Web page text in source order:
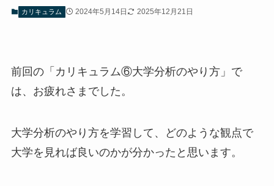
カリキュラム 2024年5月14日 2025年12月21日
前回の「カリキュラム⑥大学分析のやり方」で
は、お疲れさまでした。
大学分析のやり方を学習して、どのような観点で
大学を見れば良いのかが分かったと思います。